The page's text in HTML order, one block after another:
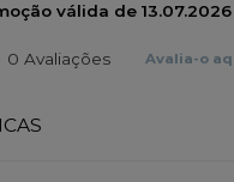
válida de
0 Avaliações Avalia-o